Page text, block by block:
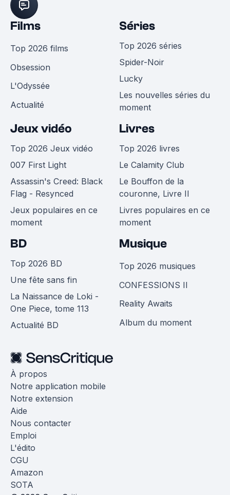
Films
Top 2026 films
Obsession
L'Odyssée
Actualité
Séries
Top 2026 séries
Spider-Noir
Lucky
Les nouvelles séries du
moment
Jeux vidéo
Top 2026 Jeux vidéo
007 First Light
Assassin's Creed: Black
Flag - Resynced
Jeux populaires en ce
moment
Livres
Top 2026 livres
Le Calamity Club
Le Bouffon de la
couronne, Livre II
Livres populaires en ce
moment
BD
Top 2026 BD
Une fête sans fin
La Naissance de Loki -
One Piece, tome 113
Actualité BD
Musique
Top 2026 musiques
CONFESSIONS II
Reality Awaits
Album du moment
À propos
Notre application mobile
Notre extension
Aide
Nous contacter
Emploi
L'édito
CGU
Amazon
SOTA